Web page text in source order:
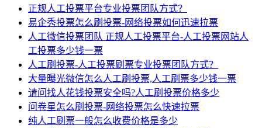
正规人工投票平台专业投票团队方式？
易企秀投票怎么刷投票-网络投票如何迅速拉票
人工微信投票团队 正规人工投票平台-人工投票网站人
工投票多少钱一票
人工刷投票-人工投票刷票专业投票团队方式？
大量曝光微信怎么人工刷投票,人工刷票多少钱一票
请问找人花钱投票安全吗?人工刷投票价格多少
问卷星怎么刷投票-网络投票怎么快速拉票
纯人工刷票一般怎么收费价格是多少